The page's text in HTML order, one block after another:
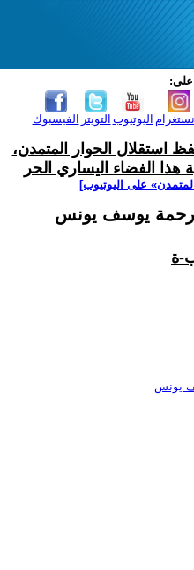
على:
الفيسبوك التويتر اليوتيوب
استقلال الحوار المتمدن،
الفضاء اليساري الحر
على اليوتيوب]
يوسف يونس
ة
يونس